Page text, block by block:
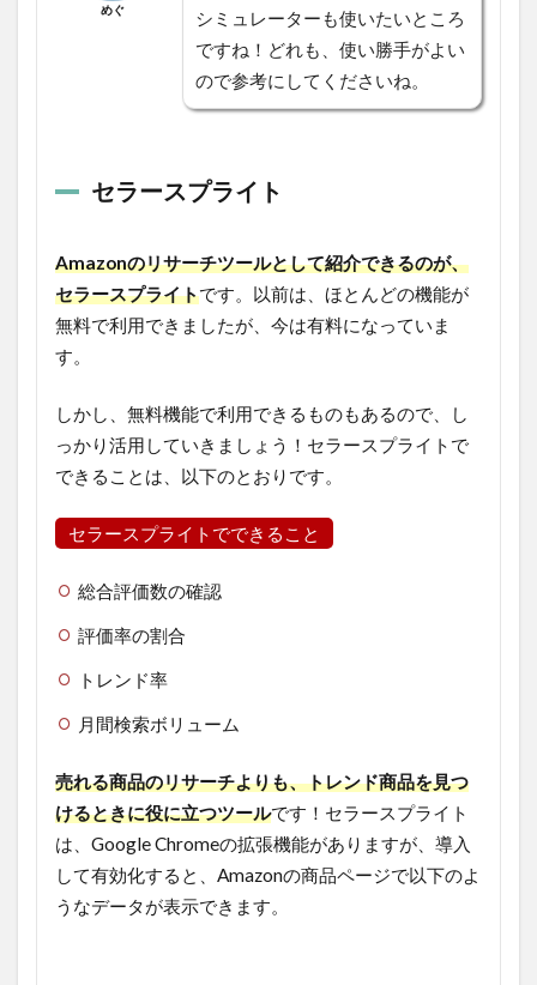
めぐ
シミュレーターも使いたいところ
ですね！どれも、使い勝手がよい
ので参考にしてくださいね。
セラースプライト
Amazonのリサーチツールとして紹介できるのが、
セラースプライトです。以前は、ほとんどの機能が
無料で利用できましたが、今は有料になっていま
す。
しかし、無料機能で利用できるものもあるので、し
っかり活用していきましょう！セラースプライトで
できることは、以下のとおりです。
セラースプライトでできること
総合評価数の確認
評価率の割合
トレンド率
月間検索ボリューム
売れる商品のリサーチよりも、トレンド商品を見つ
けるときに役に立つツールです！セラースプライト
は、Google Chromeの拡張機能がありますが、導入
して有効化すると、Amazonの商品ページで以下のよ
うなデータが表示できます。